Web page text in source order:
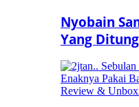
Nyobain
Yang
Review &